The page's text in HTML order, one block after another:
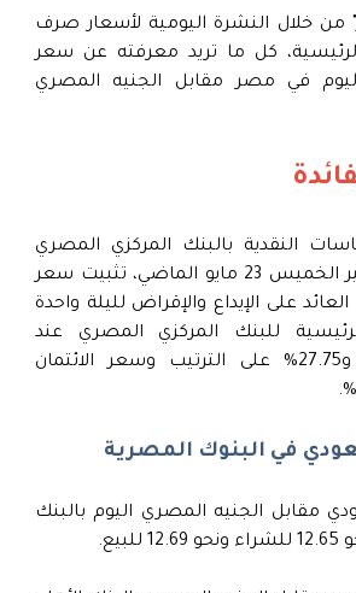
من خلال النشرة اليومية لأسعار صرف
الرئيسية، كل ما تريد معرفته عن سعر
في مصر مقابل الجنيه المصري
النقدية بالبنك المركزي المصري
خلال اجتماعها الأخير الخميس 23 مايو الماضي، تثبيت سعر
على الإيداع والإقراض لليلة واحدة
للبنك المركزي المصري عند
27.25% و28.25% و27.75% على الترتيب وسعر الائتمان
في البنوك المصرية
مقابل الجنيه المصري اليوم بالبنك